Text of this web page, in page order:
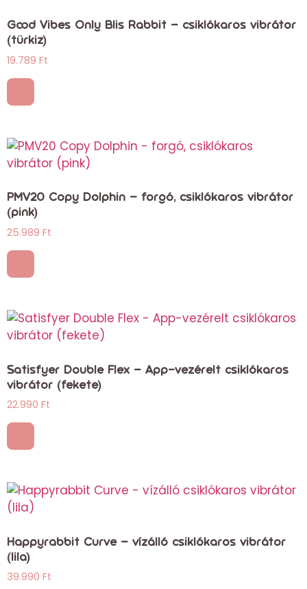
Good Vibes Only Blis Rabbit – csiklókaros vibrátor
(türkiz)
19.789 Ft
PMV20 Copy Dolphin – forgó, csiklókaros vibrátor
(pink)
25.989 Ft
Satisfyer Double Flex – App-vezérelt csiklókaros
vibrátor (fekete)
22.990 Ft
Happyrabbit Curve – vízálló csiklókaros vibrátor
(lila)
39.990 Ft